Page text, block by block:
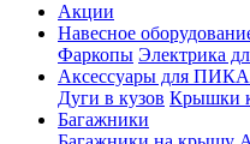
Акции
Навесное
Фаркопы Электрика
Аксессуары для
Дуги в кузов Крышки
Багажники